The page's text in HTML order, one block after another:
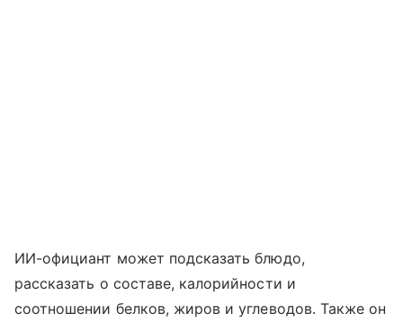
ИИ-официант может подсказать блюдо,
рассказать о составе, калорийности и
соотношении белков, жиров и углеводов. Также он